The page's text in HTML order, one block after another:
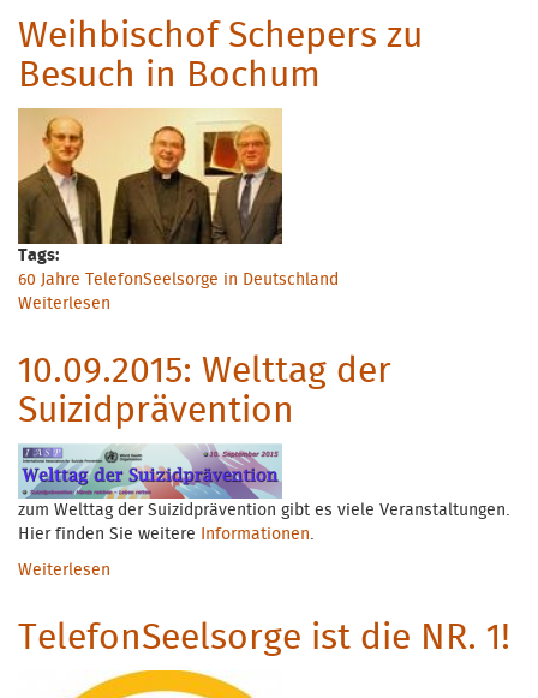
Weihbischof Schepers zu
Besuch in Bochum
Tags:
60 Jahre TelefonSeelsorge in Deutschland
Weiterlesen
10.09.2015: Welttag der
Suizidprävention
zum Welttag der Suizidprävention gibt es viele Veranstaltungen.
Hier finden Sie weitere
Informationen.
Weiterlesen
TelefonSeelsorge ist die NR. 1!